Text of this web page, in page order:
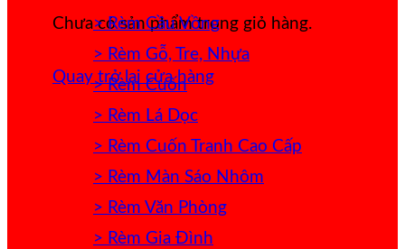
Chưa có sản phẩm trong giỏ hàng.
Quay trở lại cửa hàng
> Rèm Cầu Vồng
> Rèm Gỗ, Tre, Nhựa
> Rèm Cuốn
> Rèm Lá Dọc
> Rèm Cuốn Tranh Cao Cấp
> Rèm Màn Sáo Nhôm
> Rèm Văn Phòng
> Rèm Gia Đình